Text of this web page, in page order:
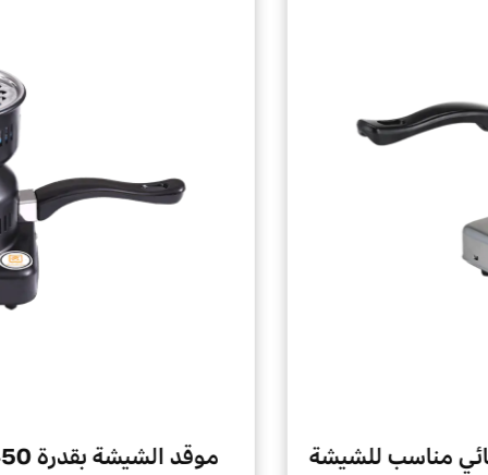
موقد الفحم الكهربائي مناسب للشيشة